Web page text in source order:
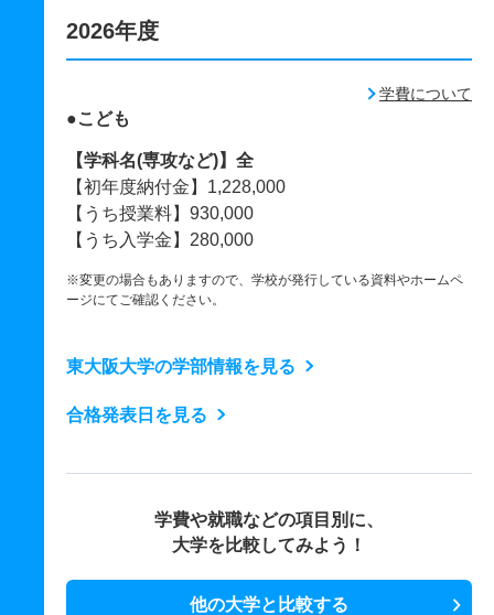
2026年度
学費について
●こども
【学科名(専攻など)】全
【初年度納付金】1,228,000
【うち授業料】930,000
【うち入学金】280,000
※変更の場合もありますので、学校が発行している資料やホームペ
ージにてご確認ください。
東大阪大学の学部情報を見る
合格発表日を見る
学費や就職などの項目別に、
大学を比較してみよう！
他の大学と比較する